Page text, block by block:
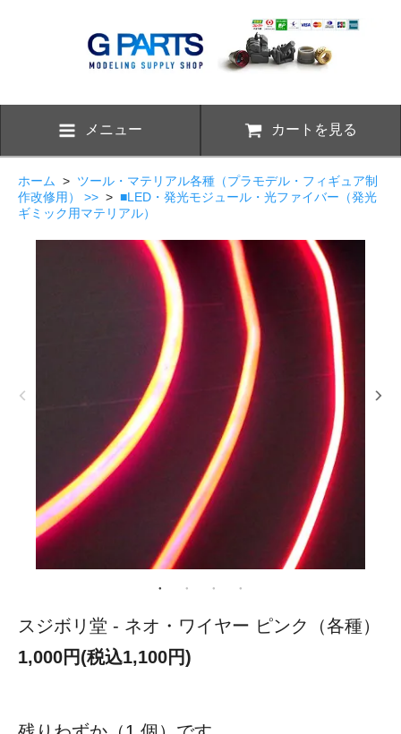
メニュー カートを見る
ホーム > ツール・マテリアル各種（プラモデル・フィギュア制
作改修用） >> > ■LED・発光モジュール・光ファイバー（発光
ギミック用マテリアル）
スジボリ堂 - ネオ・ワイヤー ピンク（各種）
1,000円(税込1,100円)